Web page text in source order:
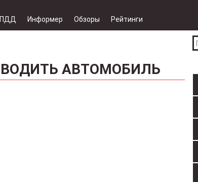
Информер Обзоры Рейтинги
АВТОМОБИЛЬ